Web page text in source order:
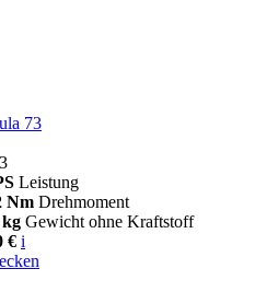
73
Leistung
Nm Drehmoment
kg Gewicht ohne Kraftstoff
€ i